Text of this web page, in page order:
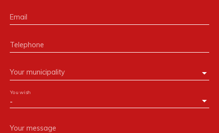
Email
Telephone
Your municipality
-
You wish
Your message